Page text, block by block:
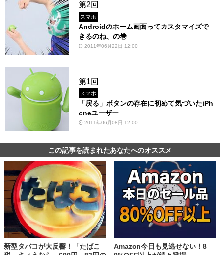
第2回
スマホ
Androidのホーム画面ってカスタマイズで
きるのね、の巻
2011年06月22日 12:00
第1回
スマホ
「戻る」ボタンの存在に初めて気づいたiPh
oneユーザー
2011年06月08日 12:00
この記事を読まれたあなたへのオススメ
新型タバコが大反響！「たばこ
Amazon今日も見逃せない！8